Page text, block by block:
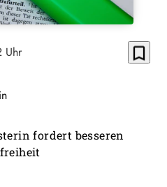
Uhr bookmark_border
fordert besseren